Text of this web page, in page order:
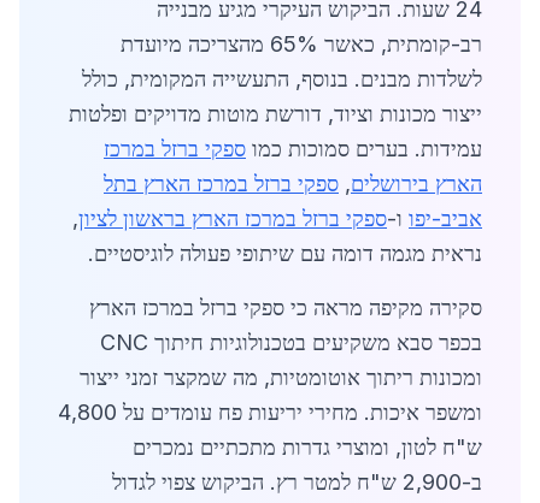
24 שעות. הביקוש העיקרי מגיע מבנייה
רב-קומתית, כאשר 65% מהצריכה מיועדת
לשלדות מבנים. בנוסף, התעשייה המקומית, כולל
ייצור מכונות וציוד, דורשת מוטות מדויקים ופלטות
עמידות. בערים סמוכות כמו ספקי ברזל במרכז
הארץ בירושלים, ספקי ברזל במרכז הארץ בתל
אביב-יפו ו-ספקי ברזל במרכז הארץ בראשון לציון,
נראית מגמה דומה עם שיתופי פעולה לוגיסטיים.
סקירה מקיפה מראה כי ספקי ברזל במרכז הארץ
בכפר סבא משקיעים בטכנולוגיות חיתוך CNC
ומכונות ריתוך אוטומטיות, מה שמקצר זמני ייצור
ומשפר איכות. מחירי יריעות פח עומדים על 4,800
ש"ח לטון, ומוצרי גדרות מתכתיים נמכרים
ב-2,900 ש"ח למטר רץ. הביקוש צפוי לגדול